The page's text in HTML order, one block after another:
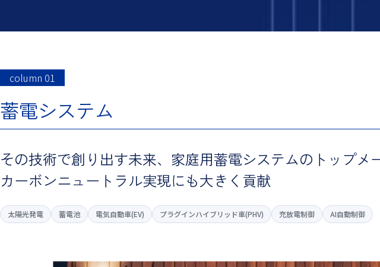
column 01
蓄電システム
その技術で創り出す未来、 家庭用蓄電システムのトップメ
カーボンニュートラル実現にも大きく貢献
太陽光発電 蓄電池 電気自動車(EV) プラグインハイブリッド車(PHV) 充放電制御 AI自動制御